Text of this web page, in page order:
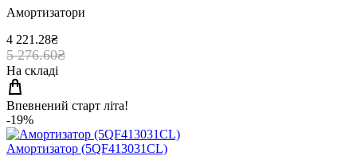
Амортизатори
4 221.28₴
5 276.60₴
На складі
Впевнений старт літа!
-19%
Амортизатор (5QF413031CL)